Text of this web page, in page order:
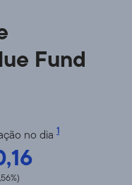
Fund
no dia 1